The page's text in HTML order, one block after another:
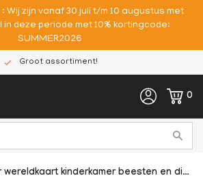
: Wij zijn vanaf 30 juli t/m 10 augustus met
deze periode met 10% kortingcode:
SUMMER2026
Groot assortiment!
0
kinderkamer beesten en dieren